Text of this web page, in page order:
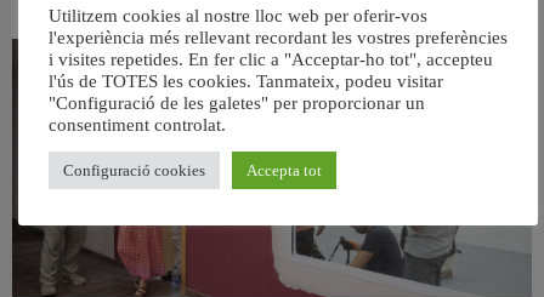
Utilitzem cookies al nostre lloc web per oferir-vos
l'experiència més rellevant recordant les vostres preferències
i visites repetides. En fer clic a "Acceptar-ho tot", accepteu
l'ús de TOTES les cookies. Tanmateix, podeu visitar
"Configuració de les galetes" per proporcionar un
consentiment controlat.
Configuració cookies Accepta tot